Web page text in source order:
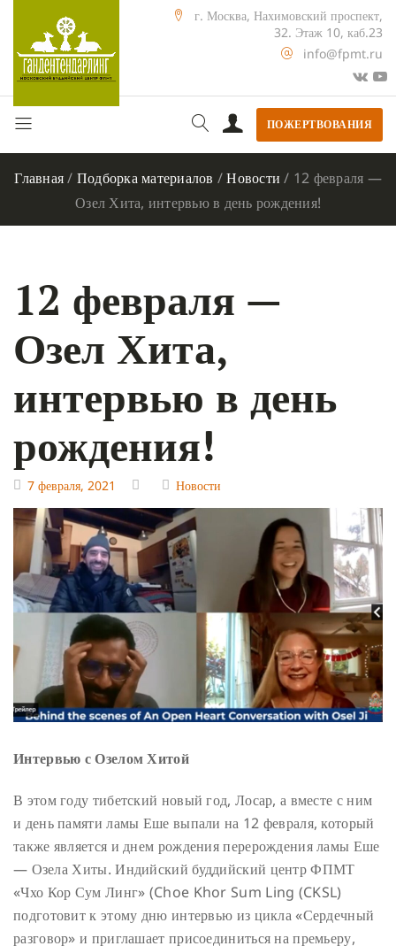
г. Москва, Нахимовский проспект,
32. Этаж 10, каб.23
info@fpmt.ru
ПОЖЕРТВОВАНИЯ
Главная/ Подборка материалов /Новости / 12 февраля —
Озел Хита, интервью в день рождения!
12 февраля —
Озел Хита,
интервью в день
рождения!
7 февраля, 2021 Новости
Интервью с Озелом Хитой
В этом году тибетский новый год, Лосар, а вместе с ним
и день памяти ламы Еше выпали на 12 февраля, который
также является и днем рождения перерождения ламы Еше
— Озела Хиты. Индийский буддийский центр ФПМТ
«Чхо Кор Сум Линг» (Choe Khor Sum Ling (CKSL)
подготовит к этому дню интервью из цикла «Сердечный
разговор» и приглашает присоединиться на премьеру,